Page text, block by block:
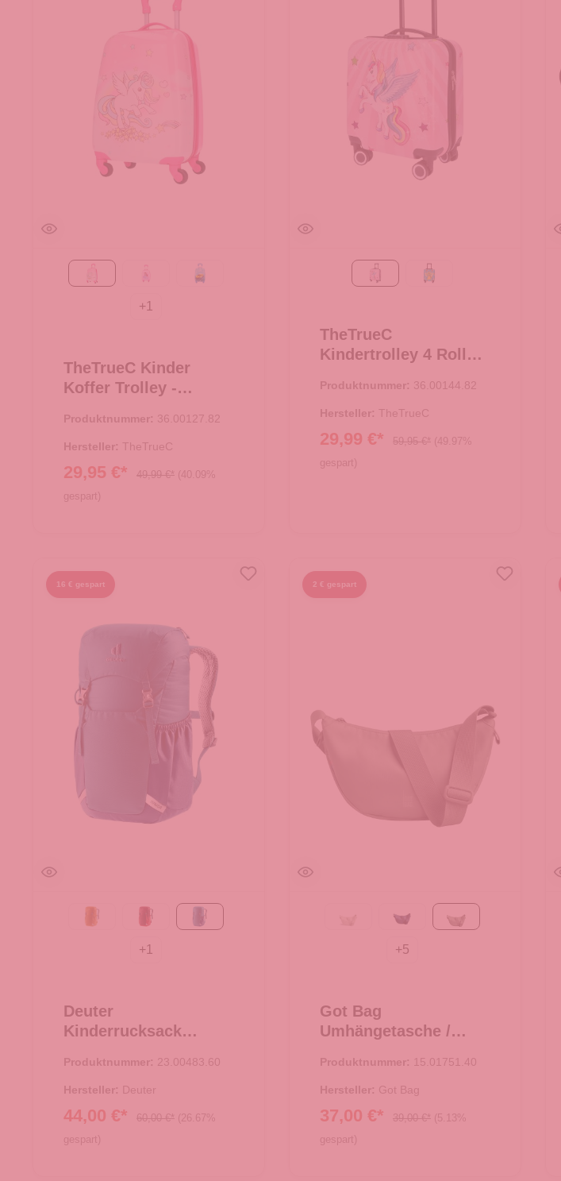
Einhorn PrinzessinRace
+1
TheTrueC Kinder
Koffer Trolley -
Produktnummer: 36.00127.82
Hersteller: TheTrueC
29,95 €* 49,99 €* (40.09%
gespart)
Rosa grün
TheTrueC
Kindertrolley 4 Rollen
Produktnummer: 36.00144.82
Hersteller: TheTrueC
29,99 €* 59,95 €* (49.97%
gespart)
16 € gespart
maple-ambermasala-cherrywave-nightblue
+1
Deuter
Kinderrucksack
Produktnummer: 23.00483.60
Hersteller: Deuter
44,00 €* 60,00 €* (26.67%
gespart)
2 € gespart
Beach FoamMONOCHROME deep ocean
bass
+5
Got Bag
Umhängetasche /
Small bass
Produktnummer: 15.01751.40
Hersteller: Got Bag
37,00 €* 39,00 €* (5.13%
gespart)